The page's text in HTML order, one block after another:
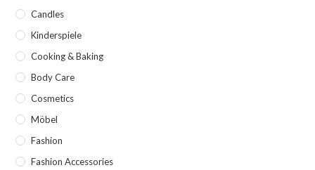
Candles
Kinderspiele
Cooking & Baking
Body Care
Cosmetics
Möbel
Fashion
Fashion Accessories